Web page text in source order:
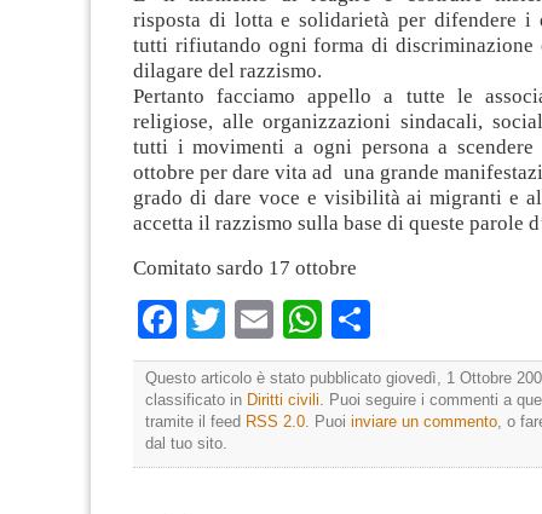
risposta di lotta e solidarietà per difendere
tutti rifiutando ogni forma di discriminazione
dilagare del razzismo.
Pertanto facciamo appello a tutte le
religiose, alle organizzazioni sindacali,
tutti i movimenti a ogni persona a
ottobre per dare vita ad una grande
grado di dare voce e visibilità ai migranti e
accetta il razzismo sulla base di queste parole
Comitato sardo 17 ottobre
Facebook
TwitterEmailWhatsApp
Questo articolo è stato pubblicato giovedì, 1 Ottobre
classificato in Diritti civili . Puoi seguire i commenti a
tramite il feed RSS 2.0 . Puoi inviare un commento , o
dal tuo sito.